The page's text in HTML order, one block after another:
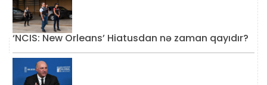
‘NCIS: New Orleans’ Hiatusdan nə zaman qayıdır?